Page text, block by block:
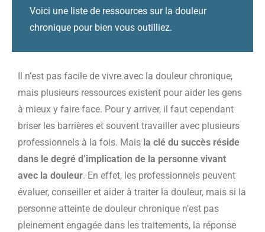
Voici une liste de ressources sur la douleur
chronique pour bien vous outilliez.
Il n’est pas facile de vivre avec la douleur chronique,
mais plusieurs ressources existent pour aider les gens
à mieux y faire face. Pour y arriver, il faut cependant
briser les barrières et souvent travailler avec plusieurs
professionnels à la fois. Mais la clé du succès réside
dans le degré d’implication de la personne vivant
avec la douleur. En effet, les professionnels peuvent
évaluer, conseiller et aider à traiter la douleur, mais si la
personne atteinte de douleur chronique n’est pas
pleinement engagée dans les traitements, la réponse